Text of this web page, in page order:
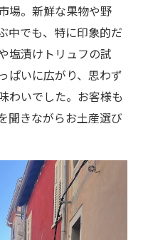
場。新鮮な果物や野
中でも、特に印象的だ
塩漬けトリュフの試
ぱいに広がり、思わず
わいでした。お客様も
聞きながらお土産選び